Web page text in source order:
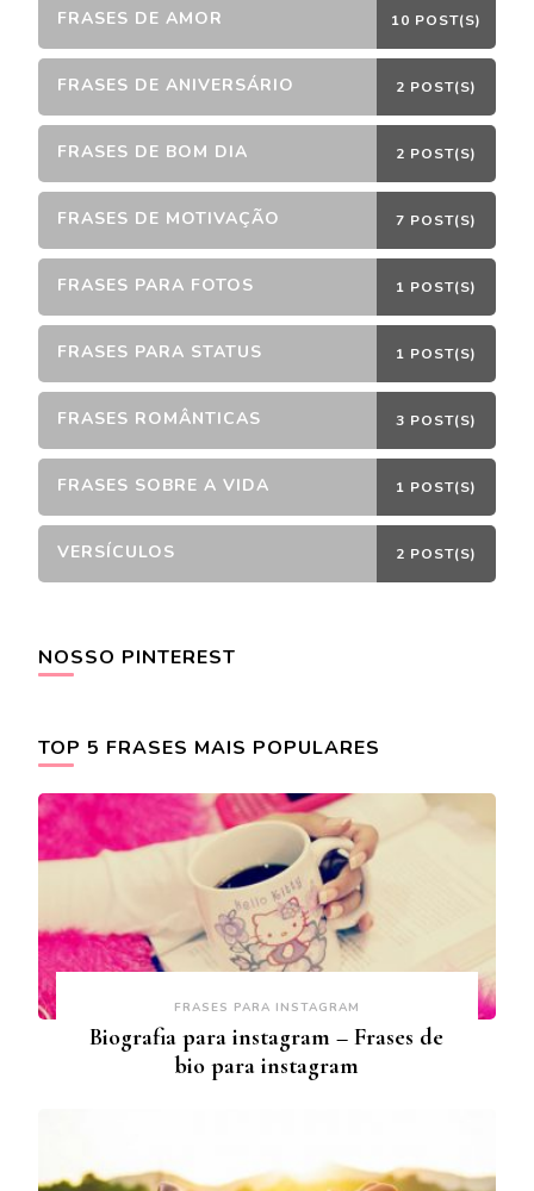
FRASES DE AMOR 10 POST(S)
FRASES DE ANIVERSÁRIO 2 POST(S)
FRASES DE BOM DIA 2 POST(S)
FRASES DE MOTIVAÇÃO 7 POST(S)
FRASES PARA FOTOS 1 POST(S)
FRASES PARA STATUS 1 POST(S)
FRASES ROMÂNTICAS 3 POST(S)
FRASES SOBRE A VIDA 1 POST(S)
VERSÍCULOS 2 POST(S)
NOSSO PINTEREST
TOP 5 FRASES MAIS POPULARES
FRASES PARA INSTAGRAM
Biografia para instagram – Frases de
bio para instagram